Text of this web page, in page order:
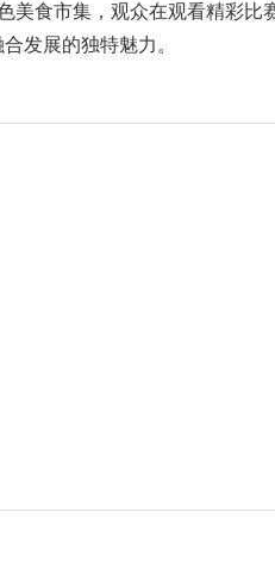
美食市集，观众在观看精彩
发展的独特魅力。